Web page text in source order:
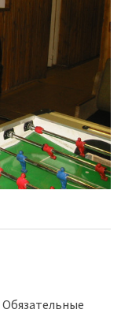
Обязательные